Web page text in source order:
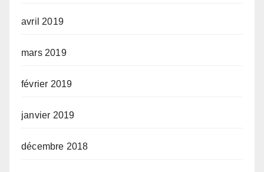
avril 2019
mars 2019
février 2019
janvier 2019
décembre 2018